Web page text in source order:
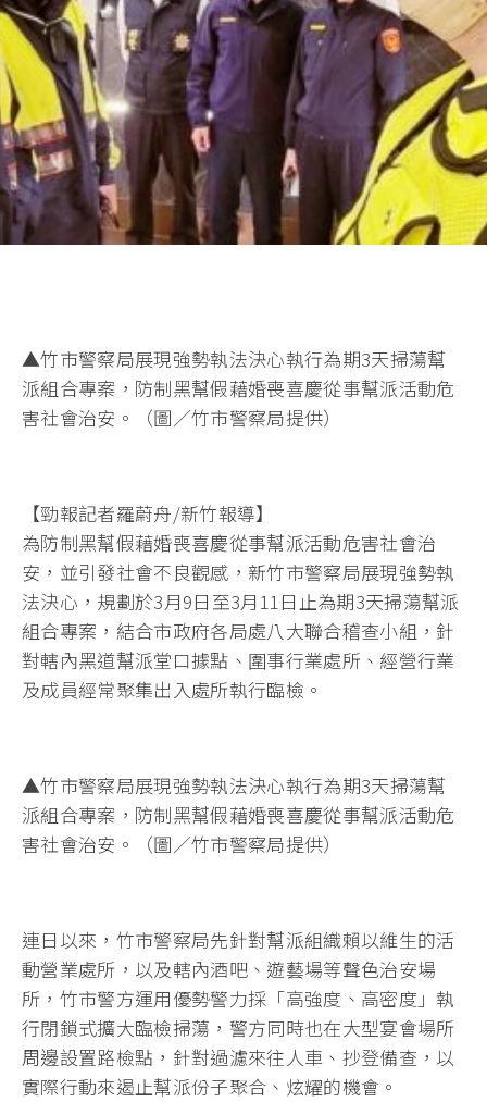
▲竹市警察局展現強勢執法決心執行為期3天掃蕩幫
派組合專案，防制黑幫假藉婚喪喜慶從事幫派活動危
害社會治安。（圖／竹市警察局提供）
【勁報記者羅蔚舟/新竹報導】
為防制黑幫假藉婚喪喜慶從事幫派活動危害社會治
安，並引發社會不良觀感，新竹市警察局展現強勢執
法決心，規劃於3月9日至3月11日止為期3天掃蕩幫派
組合專案，結合市政府各局處八大聯合稽查小組，針
對轄內黑道幫派堂口據點、圍事行業處所、經營行業
及成員經常聚集出入處所執行臨檢。
▲竹市警察局展現強勢執法決心執行為期3天掃蕩幫
派組合專案，防制黑幫假藉婚喪喜慶從事幫派活動危
害社會治安。（圖／竹市警察局提供）
連日以來，竹市警察局先針對幫派組織賴以維生的活
動營業處所，以及轄內酒吧、遊藝場等聲色治安場
所，竹市警方運用優勢警力採「高強度、高密度」執
行閉鎖式擴大臨檢掃蕩，警方同時也在大型宴會場所
周邊設置路檢點，針對過濾來往人車、抄登備查，以
實際行動來遏止幫派份子聚合、炫耀的機會。